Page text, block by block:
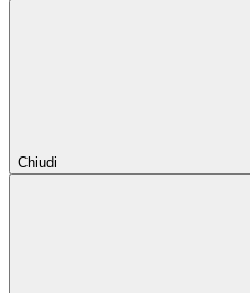
Chiudi